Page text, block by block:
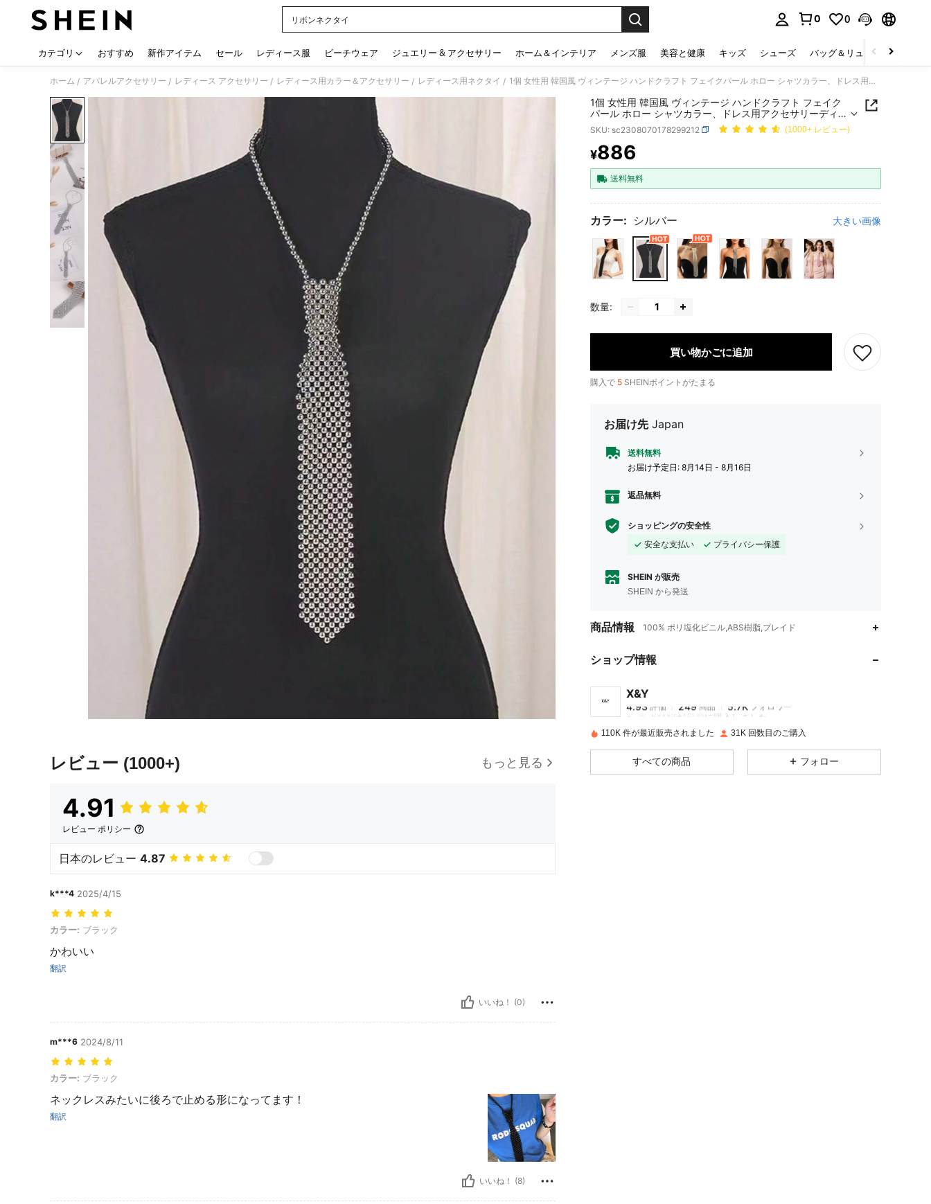
リボンネクタイ
0 0
カテゴリ おすすめ 新作アイテム セール レディース服 ビーチウェア ジュエリー & アクセサリー ホーム＆インテリア メンズ服 美容と健康 キッズ シューズ バッグ＆リュック
ホーム / アパレルアクセサリー / レディース アクセサリー / レディース用カラー＆アクセサリー / レディース用ネクタイ / 1個 女性用 韓国風 ヴィンテージ ハンドクラフト フェイクパール ホロー シャツカラー、ドレス用アクセサリーディッキー、クリスマス装飾、フェスティバル、旅行、ディスコ、卒業式の衣装
レビュー (1000+) もっと見る
4.91
レビュー ポリシー
日本のレビュー 4.87
k***4 2025/4/15
カラー: ブラック
カラー: ブラック
かわいい
翻訳
いいね！ (0)
m***6 2024/8/11
カラー: ブラック
カラー: ブラック
ネックレスみたいに後ろで止める形になってます！
翻訳
いいね！ (8)
1個 女性用 韓国風 ヴィンテージ ハンドクラフト フェイク
パール ホロー シャツカラー、ドレス用アクセサリーディッ
キー、クリスマス装飾、フェスティバル、旅行、ディス
コ、卒業式の衣装
SKU: sc2308070178299212 (1000+ レビュー)
PRICE AND AVAILABILITY
¥886
送料無料
カラー: シルバー 大きい画像
数量:
買い物かごに追加
購入で 5 SHEINポイントがたまる
お届け先 Japan
送料無料
お届け予定日: 8月14日 - 8月16日
返品無料
ショッピングの安全性
安全な支払い
プライバシー保護
SHEIN が販売
SHEIN から発送
商品情報 100% ポリ塩化ビニル,ABS樹脂,プレイド
ショップ情報
X&Y
4.93
4.93
h***i は1日前に購入しました
110K 件が最近販売されました 31K 回数目のご購入
すべての商品 フォロー